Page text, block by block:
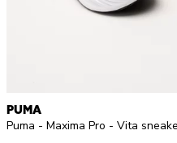
PUMA
Puma - Maxima Pro - Vita